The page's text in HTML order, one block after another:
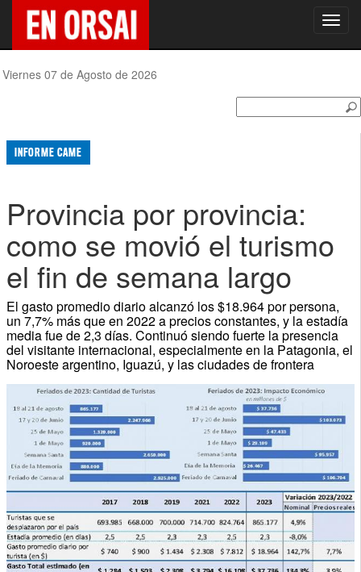
Viernes 07 de Agosto de 2026
INFORME CAME
Provincia por provincia:
como se movió el turismo
el fin de semana largo
El gasto promedio diario alcanzó los $18.964 por persona,
un 7,7% más que en 2022 a precios constantes, y la estadía
media fue de 2,3 días. Continuó siendo fuerte la presencia
del visitante internacional, especialmente en la Patagonia, el
Noroeste argentino, Iguazú, y las ciudades de frontera